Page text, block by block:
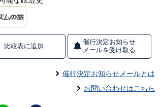
比較表に追加
催行決定お知らせ
メールを受け取る
催行決定お知らせメールとは
お問い合わせはこちら